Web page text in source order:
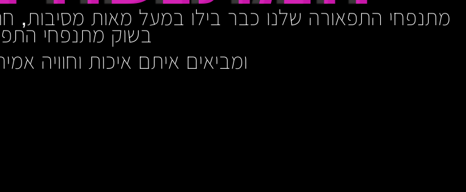
מתנפחי התפאורה שלנו כבר בילו במעל מאות מסיבות,
בשוק מתנפחי
ומביאים איתם איכות וחוויה